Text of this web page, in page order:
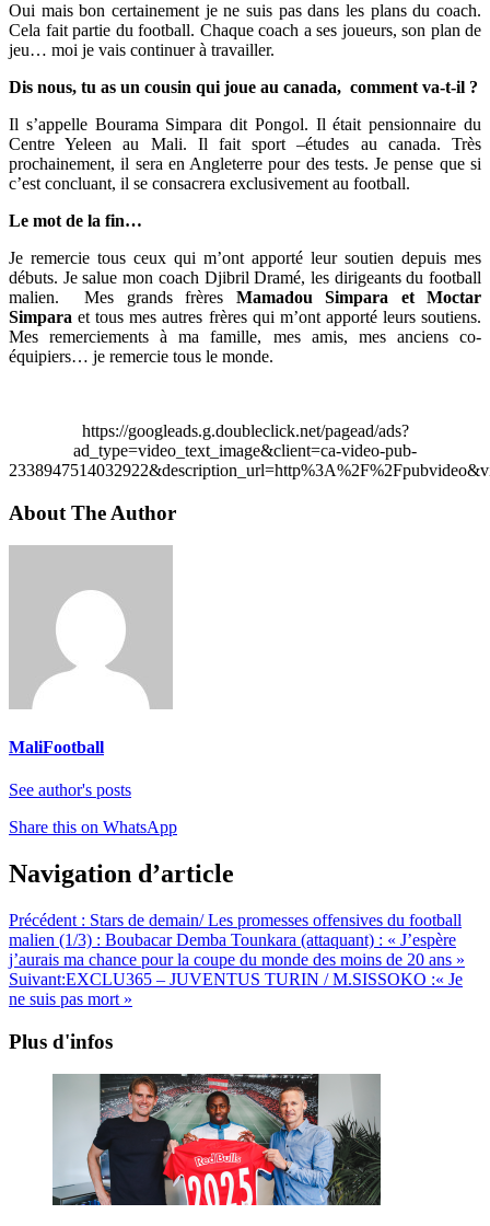
Oui mais bon certainement je ne suis pas dans les plans du coach.
Cela fait partie du football. Chaque coach a ses joueurs, son plan de
jeu… moi je vais continuer à travailler.
Dis nous, tu as un cousin qui joue au canada, comment va-t-il ?
Il s’appelle Bourama Simpara dit Pongol. Il était pensionnaire du
Centre Yeleen au Mali. Il fait sport –études au canada. Très
prochainement, il sera en Angleterre pour des tests. Je pense que si
c’est concluant, il se consacrera exclusivement au football.
Le mot de la fin…
Je remercie tous ceux qui m’ont apporté leur soutien depuis mes
débuts. Je salue mon coach Djibril Dramé, les dirigeants du football
malien. Mes grands frères Mamadou Simpara et Moctar
Simpara et tous mes autres frères qui m’ont apporté leurs soutiens.
Mes remerciements à ma famille, mes amis, mes anciens co-
équipiers… je remercie tous le monde.
https://googleads.g.doubleclick.net/pagead/ads?
ad_type=video_text_image&client=ca-video-pub-
About The Author
MaliFootball
See author's posts
Share this on WhatsApp
Navigation d’article
Précédent : Stars de demain/ Les promesses offensives du football
malien (1/3) : Boubacar Demba Tounkara (attaquant) : « J’espère
j’aurais ma chance pour la coupe du monde des moins de 20 ans »
Suivant:EXCLU365 – JUVENTUS TURIN / M.SISSOKO :« Je
ne suis pas mort »
Plus d'infos